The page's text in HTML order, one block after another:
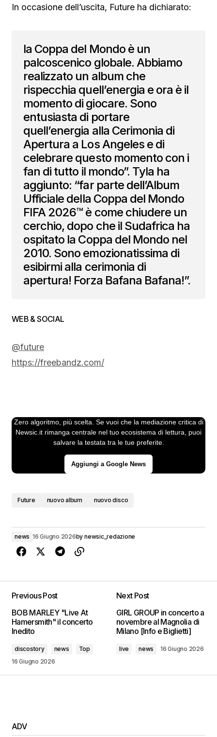
In occasione dell’uscita, Future ha dichiarato:
la Coppa del Mondo è un
palcoscenico globale. Abbiamo
realizzato un album che
rispecchia quell’energia e ora è il
momento di giocare. Sono
entusiasta di portare
quell’energia alla Cerimonia di
Apertura a Los Angeles e di
celebrare questo momento con i
fan di tutto il mondo”. Tyla ha
aggiunto: “far parte dell’Album
Ufficiale della Coppa del Mondo
FIFA 2026™ è come chiudere un
cerchio, dopo che il Sudafrica ha
ospitato la Coppa del Mondo nel
2010. Sono emozionatissima di
esibirmi alla cerimonia di
apertura! Forza Bafana Bafana!”.
WEB & SOCIAL
@future
https://freebandz.com/
Zero algoritmo, più scelta. Se vuoi che la mediazione critica di
Newsic.it rimanga centrale nel tuo ecosistema di lettura, puoi
salvare la testata tra le tue preferite.
Aggiungi a Google News
Future nuovo album nuovo disco
news 16 Giugno 2026by newsic_redazione
Previous Post
BOB MARLEY "Live At
Hamersmith" il concerto
Inedito
discostory news
Top
16 Giugno 2026
Next Post
GIRL GROUP in concerto a
novembre al Magnolia di
Milano [Info e Biglietti]
live news 16 Giugno 2026
ADV